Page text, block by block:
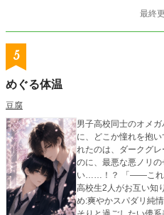
した！ ♡やエール、ご感想のおかげ
エピソードをちょっぴり書いてますの
たら、嬉しいです◎ また次回作のオメ
ります…！
最終
5
めぐる体温
豆腐
男子高校同士のオメガバースBL 「番（つ
に、どこか憧れを抱いていた。 新学期初日
れたのは、ダークグレ
のに、最悪な悪ノリ
い……！？ 「――これ以上、話しかけないで」 正反対の男子
高校生2人がお互い知
め:爽やかスパダリ純情ボ